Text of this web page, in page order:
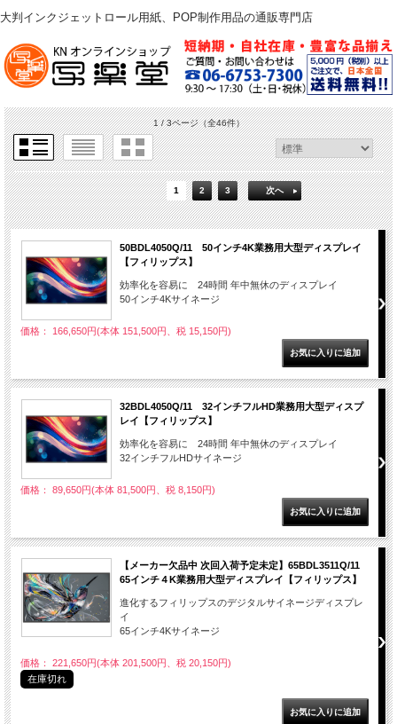
大判インクジェットロール用紙、POP制作用品の通販専門店
1 / 3ページ（全46件）
1 2 3 次へ
50BDL4050Q/11 50インチ4K業務用大型ディスプレイ
【フィリップス】
効率化を容易に 24時間 年中無休のディスプレイ
50インチ4Kサイネージ
価格： 166,650円(本体 151,500円、税 15,150円)
32BDL4050Q/11 32インチフルHD業務用大型ディスプ
レイ【フィリップス】
効率化を容易に 24時間 年中無休のディスプレイ
32インチフルHDサイネージ
価格： 89,650円(本体 81,500円、税 8,150円)
【メーカー欠品中 次回入荷予定未定】65BDL3511Q/11
65インチ４K業務用大型ディスプレイ【フィリップス】
進化するフィリップスのデジタルサイネージディスプレ
イ
65インチ4Kサイネージ
価格： 221,650円(本体 201,500円、税 20,150円)
在庫切れ